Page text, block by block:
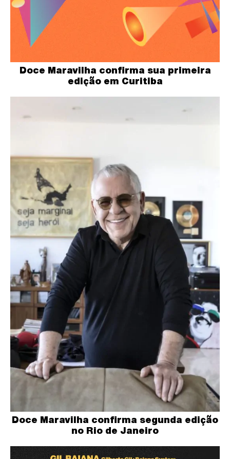
Doce Maravilha confirma sua primeira
edição em Curitiba
Doce Maravilha confirma segunda edição
no Rio de Janeiro